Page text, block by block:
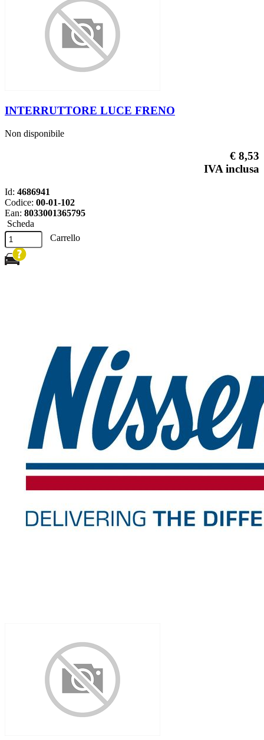
INTERRUTTORE LUCE FRENO
Non disponibile
€ 8,53
IVA inclusa
Id: 4686941
Codice: 00-01-102
Ean: 8033001365795
Scheda
Carrello